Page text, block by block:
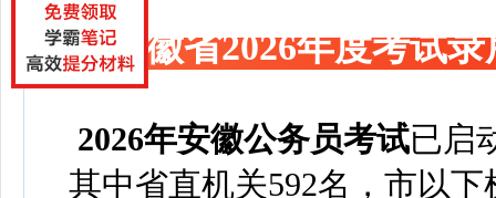
安徽省2026年度考试
2026年安徽公务员考试已启
其中省直机关592名，市以